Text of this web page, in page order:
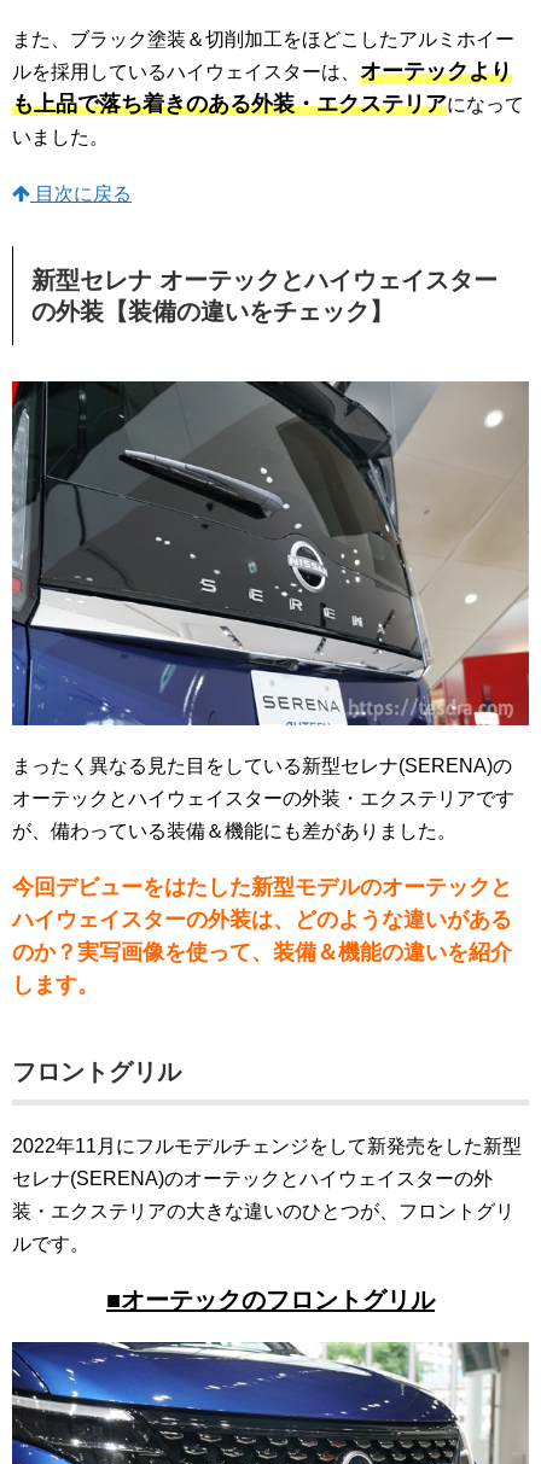
また、ブラック塗装＆切削加工をほどこしたアルミホイー
ルを採用しているハイウェイスターは、 オーテックより
も上品で落ち着きのある外装・エクステリアになって
いました。
目次に戻る
新型セレナ オーテックとハイウェイスター
の外装【装備の違いをチェック】
まったく異なる見た目をしている新型セレナ(SERENA)の
オーテックとハイウェイスターの外装・エクステリアです
が、備わっている装備＆機能にも差がありました。
今回デビューをはたした新型モデルのオーテックと
ハイウェイスターの外装は、どのような違いがある
のか？実写画像を使って、装備＆機能の違いを紹介
します。
フロントグリル
2022年11月にフルモデルチェンジをして新発売をした新型
セレナ(SERENA)のオーテックとハイウェイスターの外
装・エクステリアの大きな違いのひとつが、フロントグリ
ルです。
■オーテックのフロントグリル